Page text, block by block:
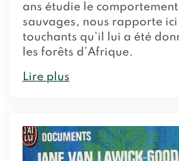
ans étudie le
sauvages, nous rapporte
touchants qu’il lui a été
les forêts d’Afrique.
Lire plus